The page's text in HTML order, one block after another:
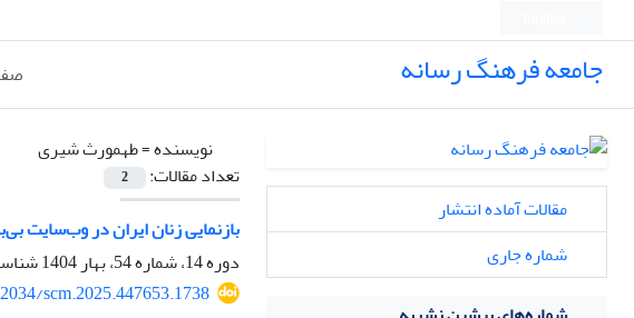
جامعه فرهنگ رسانه
نویسنده =طهمورث شیری
تعداد مقالات:
2
بازنمایی زنان ایران در وب‌سایت
دوره 14، شماره 54، بهار 1404
شناسه
scm.2025.447653.1738
مقالات آماده انتشار
شماره جاری